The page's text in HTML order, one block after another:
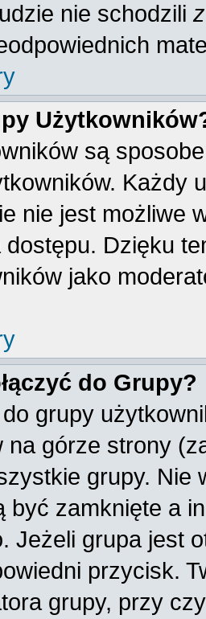
nie schodzili
są
Każdy
nie jest możliwe
dostępu. Dzięku
jako
do Grupy?
do grupy
na górze strony
grupy. Nie
być zamknięte a
Jeżeli grupa jest
przycisk.
grupy, przy